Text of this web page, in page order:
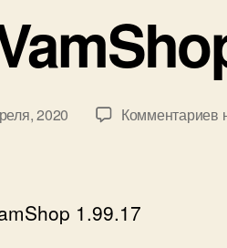
2020 Комментариевк
1.99.17